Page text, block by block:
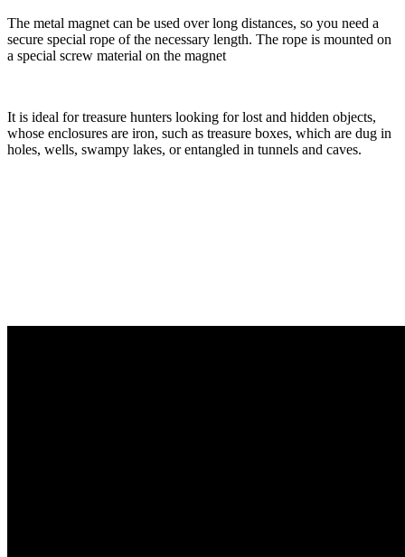
The metal magnet can be used over long distances, so you need a
secure special rope of the necessary length. The rope is mounted on
a special screw material on the magnet
It is ideal for treasure hunters looking for lost and hidden objects,
whose enclosures are iron, such as treasure boxes, which are dug in
holes, wells, swampy lakes, or entangled in tunnels and caves.